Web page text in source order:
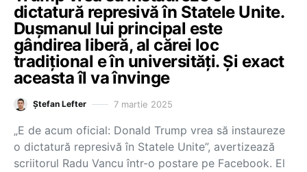
dictatură represivă în Statele Unite.
Dușmanul lui principal este
gândirea liberă, al cărei loc
tradițional e în universități. Și exact
aceasta îl va învinge
Ștefan Lefter 7 martie 2025
„E de acum oficial: Donald Trump vrea să instaureze
o dictatură represivă în Statele Unite”, avertizează
scriitorul Radu Vancu într-o postare pe Facebook. El